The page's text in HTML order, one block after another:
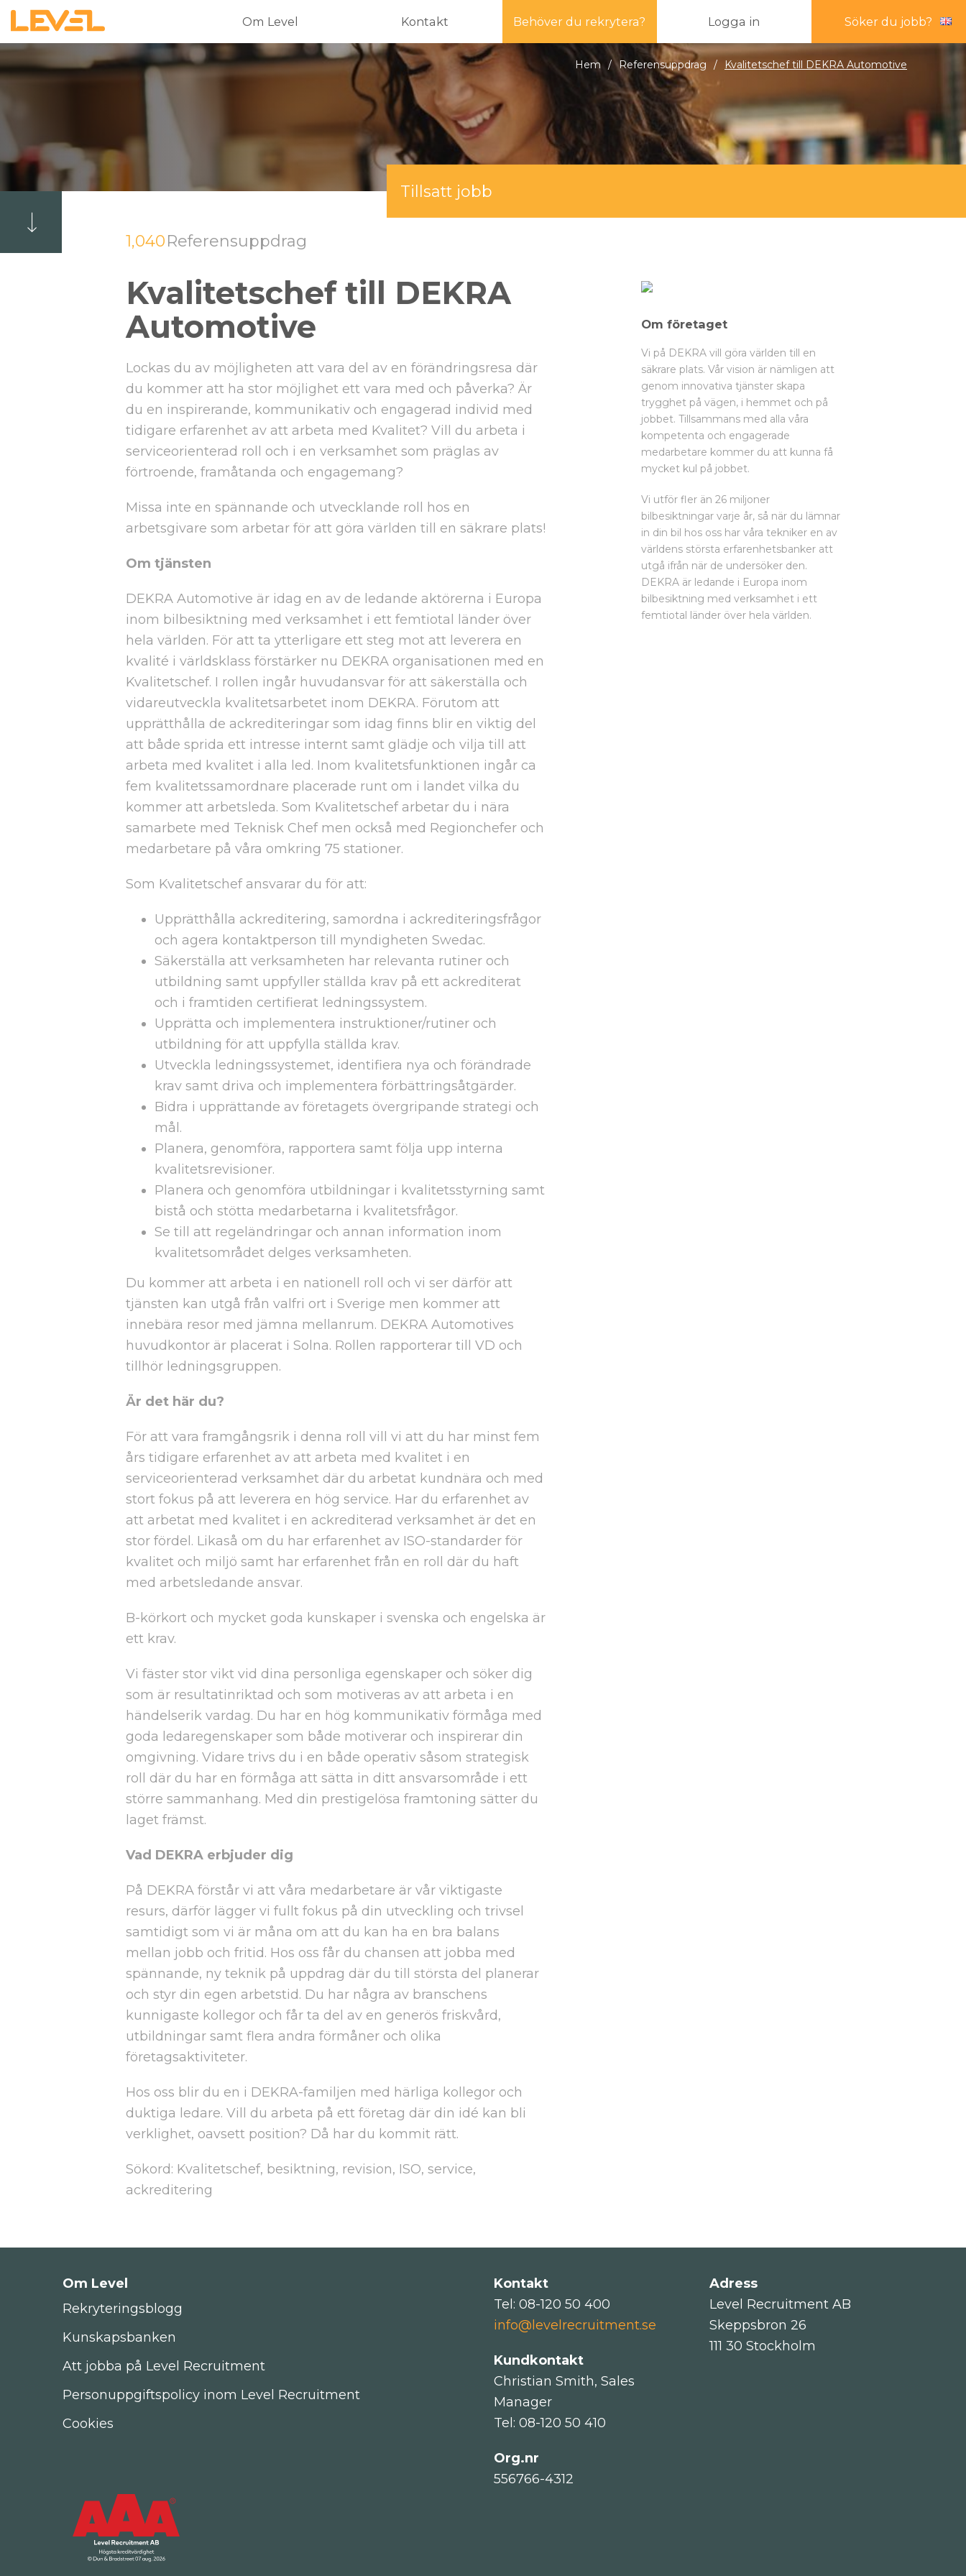
Om Level Kontakt Behöver du rekrytera? Logga in Söker du jobb?
Hem / Referensuppdrag / Kvalitetschef till DEKRA Automotive
Tillsatt jobb
1,040Referensuppdrag
Kvalitetschef till DEKRA
Automotive
Lockas du av möjligheten att vara del av en förändringsresa där
du kommer att ha stor möjlighet ett vara med och påverka? Är
du en inspirerande, kommunikativ och engagerad individ med
tidigare erfarenhet av att arbeta med Kvalitet? Vill du arbeta i
serviceorienterad roll och i en verksamhet som präglas av
förtroende, framåtanda och engagemang?
Missa inte en spännande och utvecklande roll hos en
arbetsgivare som arbetar för att göra världen till en säkrare plats!
Om tjänsten
DEKRA Automotive är idag en av de ledande aktörerna i Europa
inom bilbesiktning med verksamhet i ett femtiotal länder över
hela världen. För att ta ytterligare ett steg mot att leverera en
kvalité i världsklass förstärker nu DEKRA organisationen med en
Kvalitetschef. I rollen ingår huvudansvar för att säkerställa och
vidareutveckla kvalitetsarbetet inom DEKRA. Förutom att
upprätthålla de ackrediteringar som idag finns blir en viktig del
att både sprida ett intresse internt samt glädje och vilja till att
arbeta med kvalitet i alla led. Inom kvalitetsfunktionen ingår ca
fem kvalitetssamordnare placerade runt om i landet vilka du
kommer att arbetsleda. Som Kvalitetschef arbetar du i nära
samarbete med Teknisk Chef men också med Regionchefer och
medarbetare på våra omkring 75 stationer.
Som Kvalitetschef ansvarar du för att:
Upprätthålla ackreditering, samordna i ackrediteringsfrågor
och agera kontaktperson till myndigheten Swedac.
Säkerställa att verksamheten har relevanta rutiner och
utbildning samt uppfyller ställda krav på ett ackrediterat
och i framtiden certifierat ledningssystem.
Upprätta och implementera instruktioner/rutiner och
utbildning för att uppfylla ställda krav.
Utveckla ledningssystemet, identifiera nya och förändrade
krav samt driva och implementera förbättringsåtgärder.
Bidra i upprättande av företagets övergripande strategi och
mål.
Planera, genomföra, rapportera samt följa upp interna
kvalitetsrevisioner.
Planera och genomföra utbildningar i kvalitetsstyrning samt
bistå och stötta medarbetarna i kvalitetsfrågor.
Se till att regeländringar och annan information inom
kvalitetsområdet delges verksamheten.
Du kommer att arbeta i en nationell roll och vi ser därför att
tjänsten kan utgå från valfri ort i Sverige men kommer att
innebära resor med jämna mellanrum. DEKRA Automotives
huvudkontor är placerat i Solna. Rollen rapporterar till VD och
tillhör ledningsgruppen.
Är det här du?
För att vara framgångsrik i denna roll vill vi att du har minst fem
års tidigare erfarenhet av att arbeta med kvalitet i en
serviceorienterad verksamhet där du arbetat kundnära och med
stort fokus på att leverera en hög service. Har du erfarenhet av
att arbetat med kvalitet i en ackrediterad verksamhet är det en
stor fördel. Likaså om du har erfarenhet av ISO-standarder för
kvalitet och miljö samt har erfarenhet från en roll där du haft
med arbetsledande ansvar.
B-körkort och mycket goda kunskaper i svenska och engelska är
ett krav.
Vi fäster stor vikt vid dina personliga egenskaper och söker dig
som är resultatinriktad och som motiveras av att arbeta i en
händelserik vardag. Du har en hög kommunikativ förmåga med
goda ledaregenskaper som både motiverar och inspirerar din
omgivning. Vidare trivs du i en både operativ såsom strategisk
roll där du har en förmåga att sätta in ditt ansvarsområde i ett
större sammanhang. Med din prestigelösa framtoning sätter du
laget främst.
Vad DEKRA erbjuder dig
På DEKRA förstår vi att våra medarbetare är vår viktigaste
resurs, därför lägger vi fullt fokus på din utveckling och trivsel
samtidigt som vi är måna om att du kan ha en bra balans
mellan jobb och fritid. Hos oss får du chansen att jobba med
spännande, ny teknik på uppdrag där du till största del planerar
och styr din egen arbetstid. Du har några av branschens
kunnigaste kollegor och får ta del av en generös friskvård,
utbildningar samt flera andra förmåner och olika
företagsaktiviteter.
Hos oss blir du en i DEKRA-familjen med härliga kollegor och
duktiga ledare. Vill du arbeta på ett företag där din idé kan bli
verklighet, oavsett position? Då har du kommit rätt.
Sökord: Kvalitetschef, besiktning, revision, ISO, service,
ackreditering
Om företaget
Vi på DEKRA vill göra världen till en
säkrare plats. Vår vision är nämligen att
genom innovativa tjänster skapa
trygghet på vägen, i hemmet och på
jobbet. Tillsammans med alla våra
kompetenta och engagerade
medarbetare kommer du att kunna få
mycket kul på jobbet.
Vi utför fler än 26 miljoner
bilbesiktningar varje år, så när du lämnar
in din bil hos oss har våra tekniker en av
världens största erfarenhetsbanker att
utgå ifrån när de undersöker den.
DEKRA är ledande i Europa inom
bilbesiktning med verksamhet i ett
femtiotal länder över hela världen.
Om Level
Rekryteringsblogg
Kunskapsbanken
Att jobba på Level Recruitment
Personuppgiftspolicy inom Level Recruitment
Cookies
Kontakt
Tel: 08-120 50 400
info@levelrecruitment.se
Kundkontakt
Christian Smith, Sales
Manager
Tel: 08-120 50 410
Org.nr
556766-4312
Adress
Level Recruitment AB
Skeppsbron 26
111 30 Stockholm